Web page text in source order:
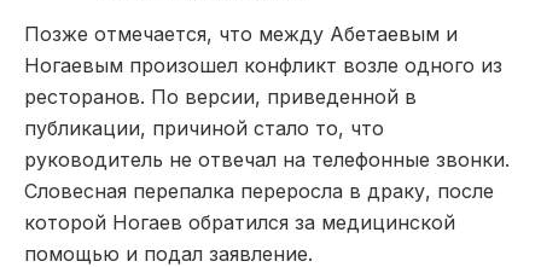
Позже отмечается, что между Абетаевым и
Ногаевым произошел конфликт возле одного из
ресторанов. По версии, приведенной в
публикации, причиной стало то, что
руководитель не отвечал на телефонные звонки.
Словесная перепалка переросла в драку, после
которой Ногаев обратился за медицинской
помощью и подал заявление.